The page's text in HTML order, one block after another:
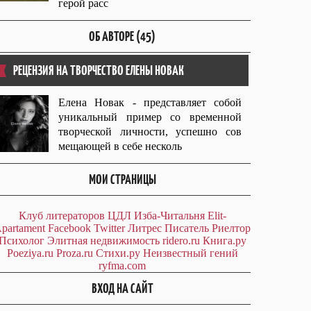
герой расс
ОБ АВТОРЕ (45)
РЕЦЕНЗИЯ НА ТВОРЧЕСТВО ЕЛЕНЫ НОВАК
Елена Новак - представляет собой
уникальный пример со временной
творческой личности, успешно сов
мещающей в себе несколь
МОИ СТРАНИЦЫ
Клуб литераторов ЦДЛ Изба-Читальня Elit-
Facebook Twitter Литрес Писатель Риелтор
Элитная недвижимость ridero.ru Книга.ру
Poeziya.ru Proza.ru Стихи.ру Неизвестный гений
ryfma.com
ВХОД НА САЙТ